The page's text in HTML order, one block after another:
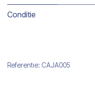
Conditie
Referentie: CAJA005